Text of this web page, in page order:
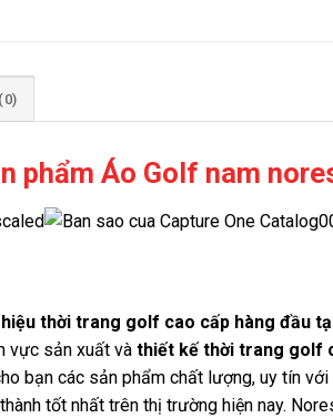
phẩm Áo Golf nam
thời trang golf cao cấp hàng đầu
vực sản xuất và thiết kế thời trang golf
bạn các sản phẩm chất lượng, uy tín
tốt nhất trên thị trường hiện nay.